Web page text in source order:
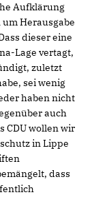
Aufklärung
Herausgabe
dieser eine
Lage vertagt,
zuletzt
sei wenig
haben nicht
auch
CDU wollen wir
in Lippe
dass